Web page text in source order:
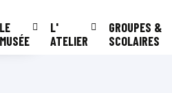
LE
MUSÉE
L'
ATELIER
GROUPES &
SCOLAIRES